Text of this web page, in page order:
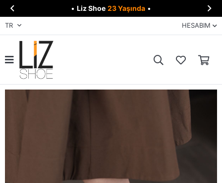
 • Liz Shoe 23 Yaşında • 
TR HESABIM